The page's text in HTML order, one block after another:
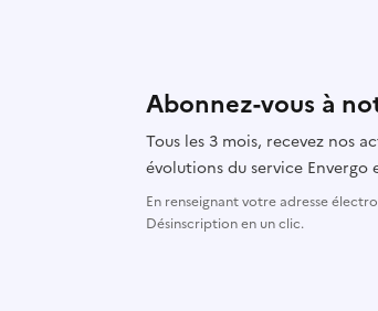
Abonnez-vous à
Tous les 3 mois, recevez nos
évolutions du service
En renseignant votre adresse
Désinscription en un clic.